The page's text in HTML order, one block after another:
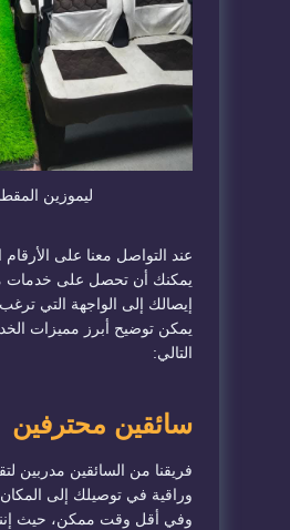
ليموزين
عند التواصل معنا على
يمكنك أن تحصل على خدمات
إيصالك إلى الواجهة التي ترغب
يمكن توضيح أبرز مميزات
التالي:
سائقين محترفين
فريقنا من السائقين مدربين
وراقية في توصيلك إلى
وفي أقل وقت ممكن، حيث